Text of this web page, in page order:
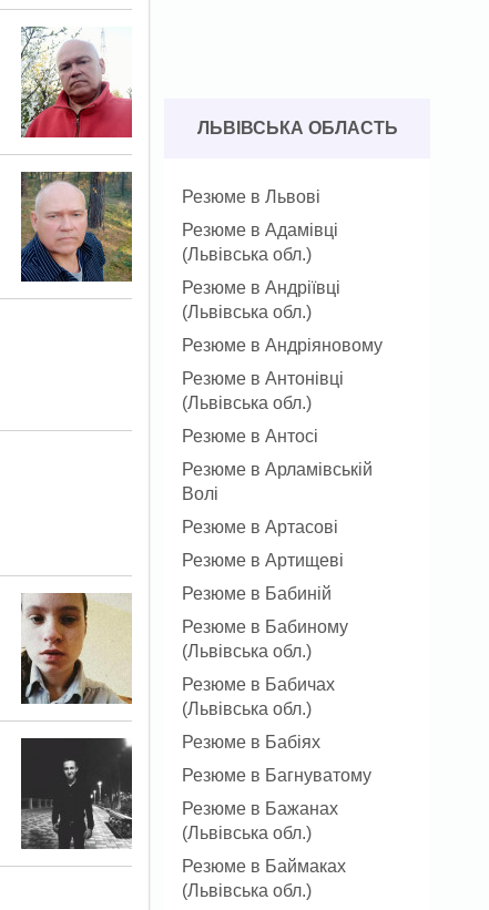
ЛЬВІВСЬКА ОБЛАСТЬ
Резюме в Львові
Резюме в Адамівці
(Львівська обл.)
Резюме в Андріївці
(Львівська обл.)
Резюме в Андріяновому
Резюме в Антонівці
(Львівська обл.)
Резюме в Антосі
Резюме в Арламівській
Волі
Резюме в Артасові
Резюме в Артищеві
Резюме в Бабиній
Резюме в Бабиному
(Львівська обл.)
Резюме в Бабичах
(Львівська обл.)
Резюме в Бабіях
Резюме в Багнуватому
Резюме в Бажанах
(Львівська обл.)
Резюме в Баймаках
(Львівська обл.)